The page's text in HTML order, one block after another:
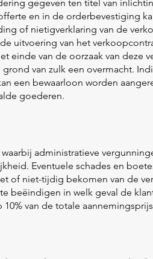
gegeven ten titel van
en in de orderbevestiging
of nietigverklaring van de
uitvoering van het
einde van de oorzaak van deze
van zulk een overmacht.
een bewaarloon worden
goederen.
administratieve
Eventuele schades en
of niet-tijdig bekomen van de
beëindigen in welk geval de
van de totale